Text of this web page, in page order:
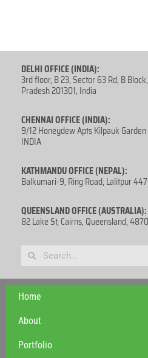
DELHI OFFICE (INDIA):
3rd floor, B 23, Sector 63 Rd, B
Pradesh 201301, India
CHENNAI OFFICE (INDIA):
9/12 Honeydew Apts Kilpauk
INDIA
KATHMANDU OFFICE (NEPAL):
Balkumari-9, Ring Road, Lalitpur
QUEENSLAND OFFICE (AUSTRALIA):
82 Lake St, Cairns, Queensland,
Home
About
Portfolio